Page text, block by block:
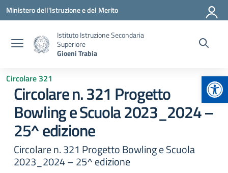
Vai ai contenuti
Vai al menu di navigazione
Vai al footer
Ministero dell'Istruzione e del Merito
Istituto Istruzione Secondaria
Superiore
Gioeni Trabia
Circolare 321
Circolare n. 321 Progetto
Bowling e Scuola 2023_2024 –
25^ edizione
Circolare n. 321 Progetto Bowling e Scuola
2023_2024 – 25^ edizione